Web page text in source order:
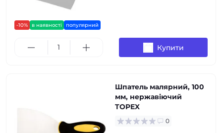
-10% в наявності популярний
Купити
Шпатель малярний, 100
мм, нержавіючий
TOPEX
0